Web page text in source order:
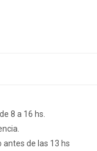
8 a 16 hs.
antes de las 13 hs